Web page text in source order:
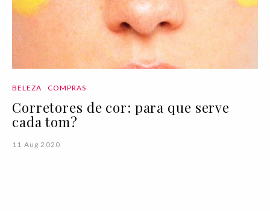
BELEZA COMPRAS
Corretores de cor: para que serve
cada tom?
11 Aug 2020